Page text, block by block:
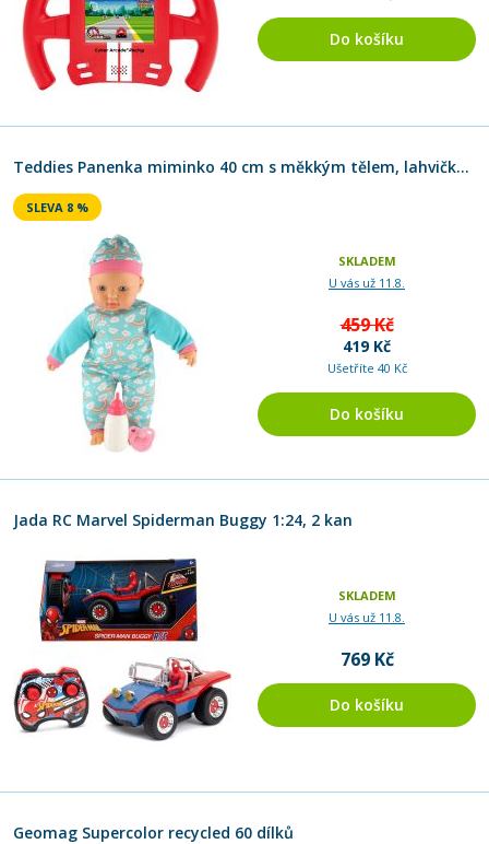
Do košíku
Teddies Panenka miminko 40 cm s měkkým tělem, lahvičkou a dudlíkem
SLEVA 8 %
SKLADEM
U vás už 11.8.
459 Kč
419 Kč
Ušetříte 40 Kč
Do košíku
Jada RC Marvel Spiderman Buggy 1:24, 2 kan
SKLADEM
U vás už 11.8.
769 Kč
Do košíku
Geomag Supercolor recycled 60 dílků